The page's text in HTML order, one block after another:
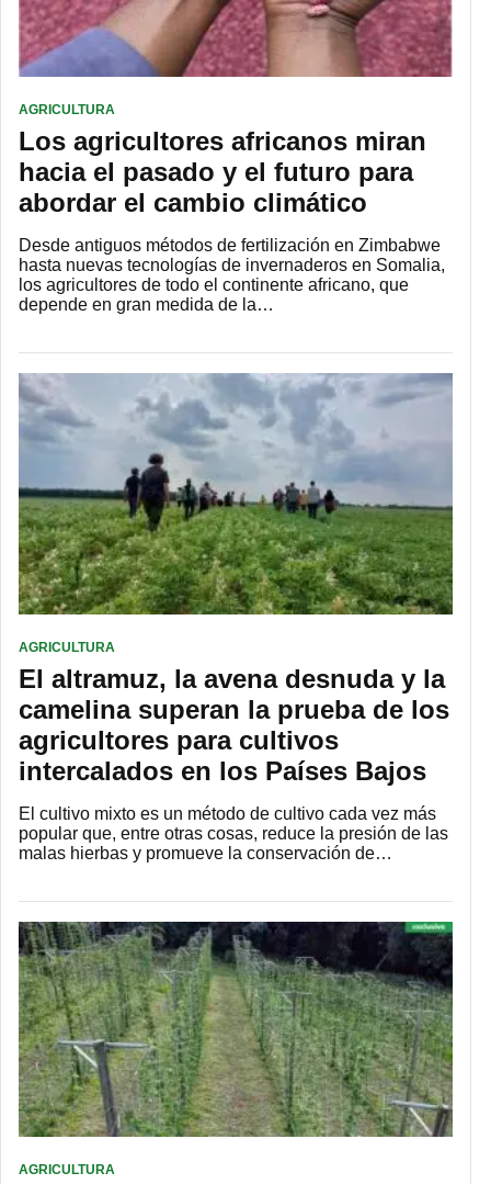
AGRICULTURA
Los agricultores africanos miran
hacia el pasado y el futuro para
abordar el cambio climático
Desde antiguos métodos de fertilización en Zimbabwe
hasta nuevas tecnologías de invernaderos en Somalia,
los agricultores de todo el continente africano, que
depende en gran medida de la…
AGRICULTURA
El altramuz, la avena desnuda y la
camelina superan la prueba de los
agricultores para cultivos
intercalados en los Países Bajos
El cultivo mixto es un método de cultivo cada vez más
popular que, entre otras cosas, reduce la presión de las
malas hierbas y promueve la conservación de…
AGRICULTURA